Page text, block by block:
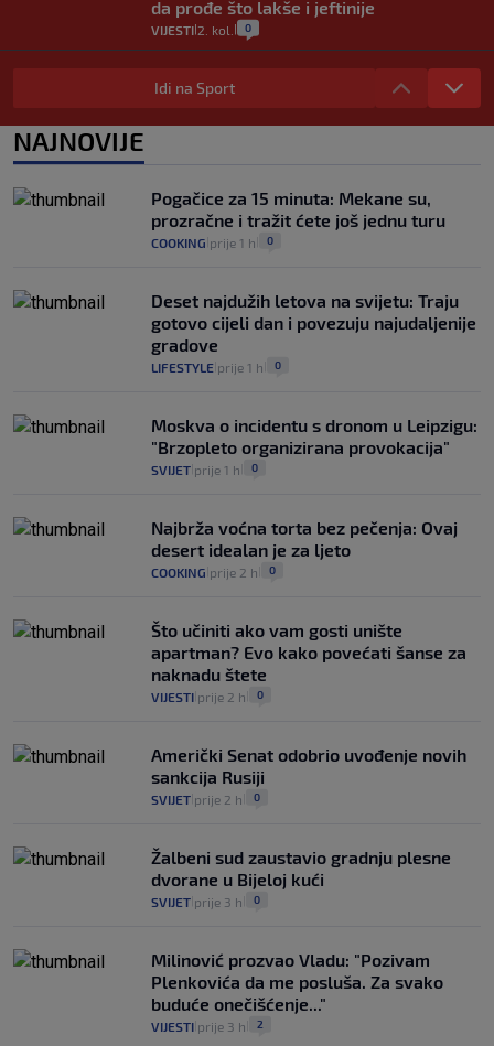
da prođe što lakše i jeftinije
VIJESTI 2. kol. 0
Izračunali smo koliko košta putovanje
automobilom na Hvar iz Zagreba, a
14
zdravstvenu iskaznicu". Kakva su prava
pacijenata izvan mjesta prebivališta?
VIJESTI
Idi na Sport
NAJNOVIJE
Pogačice za 15 minuta: Mekane su,
prozračne i tražit ćete još jednu turu
COOKING prije 1 h 0
Deset najdužih letova na svijetu: Traju
gotovo cijeli dan i povezuju najudaljenije
gradove
LIFESTYLE prije 1 h 0
Moskva o incidentu s dronom u Leipzigu:
"Brzopleto organizirana provokacija"
SVIJET prije 1 h 0
Najbrža voćna torta bez pečenja: Ovaj
desert idealan je za ljeto
COOKING prije 2 h 0
Što učiniti ako vam gosti unište
apartman? Evo kako povećati šanse za
naknadu štete
VIJESTI prije 2 h 0
Američki Senat odobrio uvođenje novih
sankcija Rusiji
SVIJET prije 2 h 0
Žalbeni sud zaustavio gradnju plesne
dvorane u Bijeloj kući
SVIJET prije 3 h 0
Milinović prozvao Vladu: "Pozivam
Plenkovića da me posluša. Za svako
buduće onečišćenje..."
VIJESTI prije 3 h 2